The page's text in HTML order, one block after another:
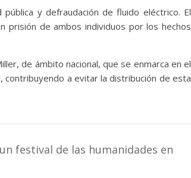
y defraudación de fluido eléctrico. El
prisión de ambos individuos por los hechos
de ámbito nacional, que se enmarca en el
contribuyendo a evitar la distribución de esta
festival de las humanidades en